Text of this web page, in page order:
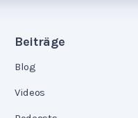
Beiträge
Blog
Videos